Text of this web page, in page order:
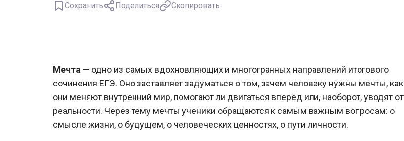
Сохранить Поделиться Скопировать
Мечта — одно из самых вдохновляющих и многогранных направлений итогового
сочинения ЕГЭ. Оно заставляет задуматься о том, зачем человеку нужны мечты, как
они меняют внутренний мир, помогают ли двигаться вперёд или, наоборот, уводят от
реальности. Через тему мечты ученики обращаются к самым важным вопросам: о
смысле жизни, о будущем, о человеческих ценностях, о пути личности.